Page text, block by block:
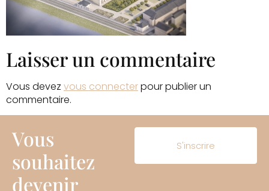
Laisser un commentaire
Vous devez vous connecterpour publier un
commentaire.
Vous
souhaitez
devenir
S'inscrire